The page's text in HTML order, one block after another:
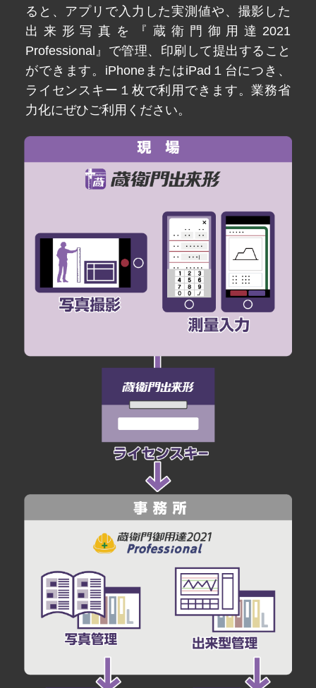
ると、アプリで入力した実測値や、撮影した
出来形写真を『蔵衛門御用達2021
Professional』で管理、印刷して提出すること
ができます。iPhoneまたはiPad１台につき、
ライセンスキー１枚で利用できます。業務省
力化にぜひご利用ください。